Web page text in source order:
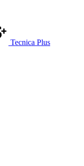
Tecnica Plus